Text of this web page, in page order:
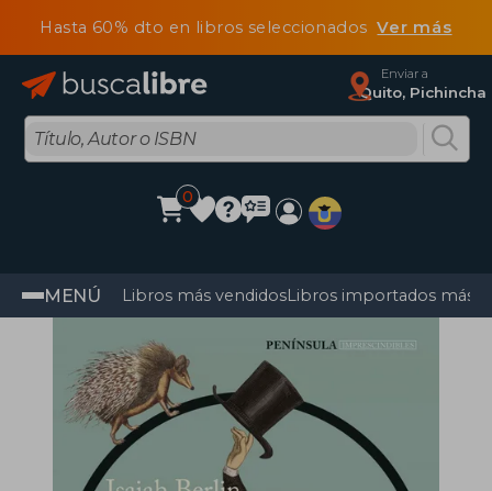
Hasta 60% dto en libros seleccionadosVer más
Enviar a
Quito, Pichincha
0
MENÚ Libros más vendidosLibros importados más